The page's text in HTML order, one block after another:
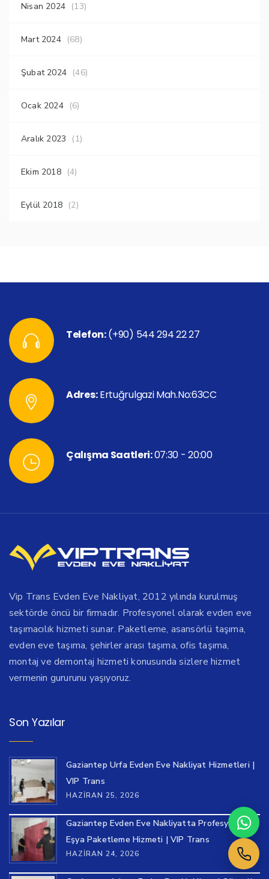
Nisan 2024 (13)
Mart 2024 (68)
Şubat 2024 (46)
Ocak 2024 (6)
Aralık 2023 (1)
Ekim 2018 (4)
Eylül 2018 (2)
Telefon:(+90) 544 294 22 27
Adres:Ertuğrulgazi Mah.No:63CC
Çalışma Saatleri:07:30 - 20:00
Vip Trans Evden Eve Nakliyat, 2012 yılında kurulmuş
sektörde öncü bir firmadır. Profesyonel olarak evden eve
taşımacılık hizmeti sunar. Paketleme, asansörlü taşıma,
evden eve taşıma, şehirler arası taşıma, ofis taşıma,
montaj ve demontaj hizmeti konusunda sizlere hizmet
vermenin gururunu yaşıyoruz.
Son Yazılar
Gaziantep Urfa Evden Eve Nakliyat Hizmetleri |
VIP Trans
HAZIRAN 25, 2026
Gaziantep Evden Eve Nakliyatta Profesyonel
Eşya Paketleme Hizmeti | VIP Trans
HAZIRAN 24, 2026